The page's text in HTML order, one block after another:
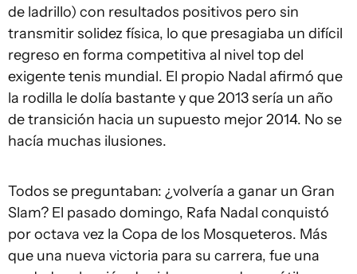
de ladrillo) con resultados positivos pero sin
transmitir solidez física, lo que presagiaba un difícil
regreso en forma competitiva al nivel top del
exigente tenis mundial. El propio Nadal afirmó que
la rodilla le dolía bastante y que 2013 sería un año
de transición hacia un supuesto mejor 2014. No se
hacía muchas ilusiones.
Todos se preguntaban: ¿volvería a ganar un Gran
Slam? El pasado domingo, Rafa Nadal conquistó
por octava vez la Copa de los Mosqueteros. Más
que una nueva victoria para su carrera, fue una